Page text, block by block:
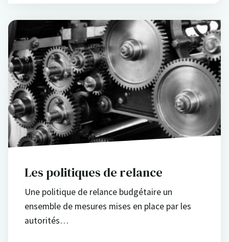
Les politiques de relance
Une politique de relance budgétaire un
ensemble de mesures mises en place par les
autorités…